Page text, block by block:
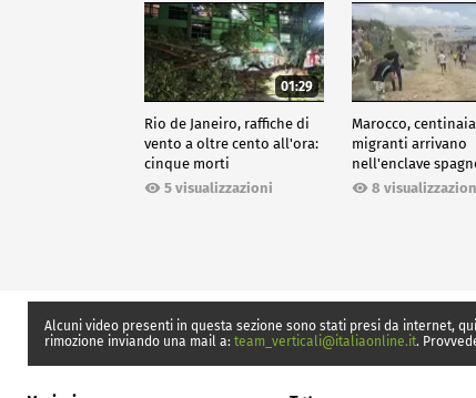
01:29
Rio de Janeiro, raffiche di
vento a oltre cento all'ora:
cinque morti
5 visualizzazioni
Marocco,
migranti arrivano
nell'enclave
Ceuta
8
Alcuni video presenti in questa sezione sono stati presi da internet,
rimozione inviando una mail a: team_verticali@italiaonline.it.